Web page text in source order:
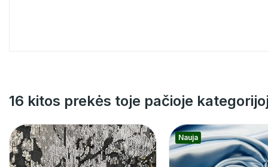
16 kitos prekės toje pačioje
Nauja